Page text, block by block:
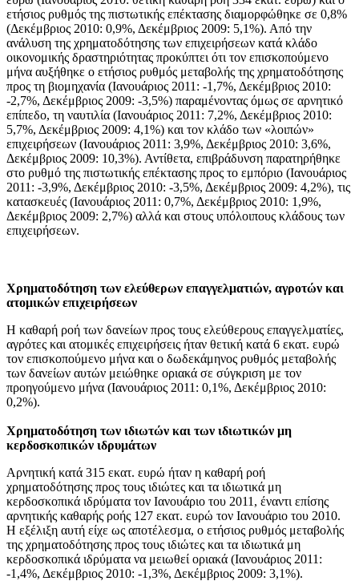
ετήσιος ρυθμός της πιστωτικής επέκτασης διαμορφώθηκε σε 0,8%
(Δεκέμβριος 2010: 0,9%, Δεκέμβριος 2009: 5,1%). Από την
ανάλυση της χρηματοδότησης των επιχειρήσεων κατά κλάδο
οικονομικής δραστηριότητας προκύπτει ότι τον επισκοπούμενο
μήνα αυξήθηκε ο ετήσιος ρυθμός μεταβολής της χρηματοδότησης
προς τη βιομηχανία (Ιανουάριος 2011: -1,7%, Δεκέμβριος 2010:
-2,7%, Δεκέμβριος 2009: -3,5%) παραμένοντας όμως σε αρνητικό
επίπεδο, τη ναυτιλία (Ιανουάριος 2011: 7,2%, Δεκέμβριος 2010:
5,7%, Δεκέμβριος 2009: 4,1%) και τον κλάδο των «λοιπών»
επιχειρήσεων (Ιανουάριος 2011: 3,9%, Δεκέμβριος 2010: 3,6%,
Δεκέμβριος 2009: 10,3%). Αντίθετα, επιβράδυνση παρατηρήθηκε
στο ρυθμό της πιστωτικής επέκτασης προς το εμπόριο (Ιανουάριος
2011: -3,9%, Δεκέμβριος 2010: -3,5%, Δεκέμβριος 2009: 4,2%), τις
κατασκευές (Ιανουάριος 2011: 0,7%, Δεκέμβριος 2010: 1,9%,
Δεκέμβριος 2009: 2,7%) αλλά και στους υπόλοιπους κλάδους των
επιχειρήσεων.
Χρηματοδότηση των ελεύθερων επαγγελματιών, αγροτών και
ατομικών επιχειρήσεων
Η καθαρή ροή των δανείων προς τους ελεύθερους επαγγελματίες,
αγρότες και ατομικές επιχειρήσεις ήταν θετική κατά 6 εκατ. ευρώ
τον επισκοπούμενο μήνα και ο δωδεκάμηνος ρυθμός μεταβολής
των δανείων αυτών μειώθηκε οριακά σε σύγκριση με τον
προηγούμενο μήνα (Ιανουάριος 2011: 0,1%, Δεκέμβριος 2010:
0,2%).
Χρηματοδότηση των ιδιωτών και των ιδιωτικών μη
κερδοσκοπικών ιδρυμάτων
Αρνητική κατά 315 εκατ. ευρώ ήταν η καθαρή ροή
χρηματοδότησης προς τους ιδιώτες και τα ιδιωτικά μη
κερδοσκοπικά ιδρύματα τον Ιανουάριο του 2011, έναντι επίσης
αρνητικής καθαρής ροής 127 εκατ. ευρώ τον Ιανουάριο του 2010.
Η εξέλιξη αυτή είχε ως αποτέλεσμα, ο ετήσιος ρυθμός μεταβολής
της χρηματοδότησης προς τους ιδιώτες και τα ιδιωτικά μη
κερδοσκοπικά ιδρύματα να μειωθεί οριακά (Ιανουάριος 2011:
-1,4%, Δεκέμβριος 2010: -1,3%, Δεκέμβριος 2009: 3,1%).